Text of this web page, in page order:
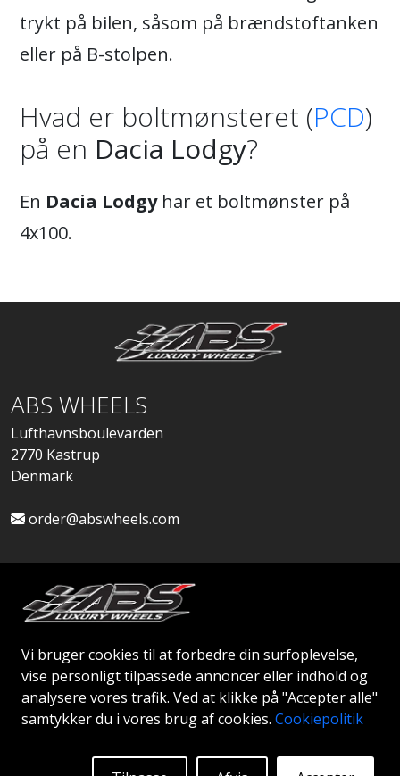
Vi bruger cookies til at forbedre din surfoplevelse,
vise personligt tilpassede annoncer eller indhold og
analysere vores trafik. Ved at klikke på "Accepter alle"
samtykker du i vores brug af cookies. Cookiepolitik
trykt på bilen, såsom på brændstoftanken
eller på B-stolpen.
Hvad er boltmønsteret (PCD)
på en Dacia Lodgy?
En Dacia Lodgyhar et boltmønster på
4x100.
ABS WHEELS
Lufthavnsboulevarden
2770 Kastrup
Denmark
order@abswheels.com
Ansøg om Firmakonto